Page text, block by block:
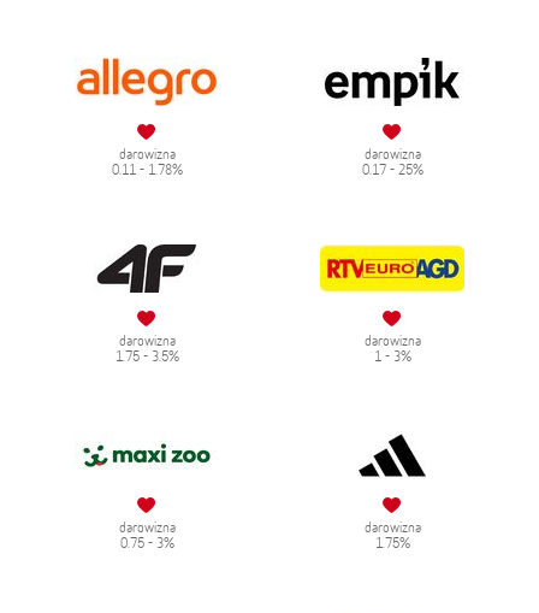
darowizna
0.11 - 1.78%
darowizna
0.17 - 25%
darowizna
1.75 - 3.5%
darowizna
1 - 3%
darowizna
0.75 - 3%
darowizna
1.75%